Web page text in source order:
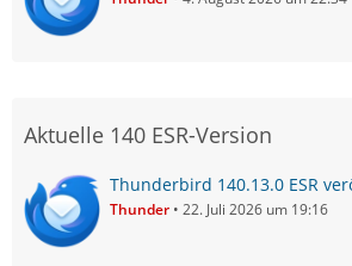
Aktuelle 140 ESR-Version
Thunderbird 140.13.0 ESR
Thunder 22. Juli 2026 um 19:16